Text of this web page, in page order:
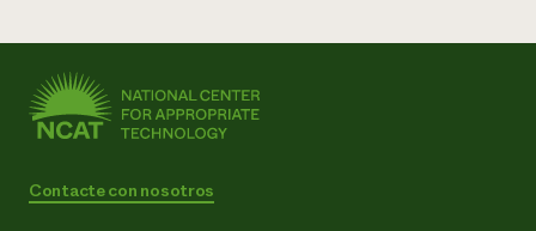
Contacte con nosotros